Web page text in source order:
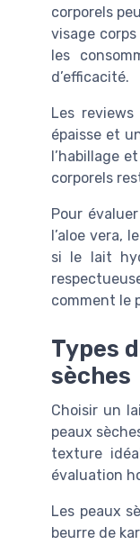
corporels
visage
les
d’efficacité.
Les
épaisse et
l’habillage
corporels
Pour
l’aloe vera,
si le lait
comment le
Types
sèches
Choisir un
peaux
texture
évaluation
Les peaux
beurre de